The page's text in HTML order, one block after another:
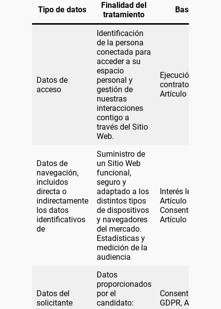
Tipo de datos
Finalidad del
tratamiento
Base jurídica
Datos de
acceso
Identificación
de la persona
conectada para
acceder a su
espacio
personal y
gestión de
nuestras
interacciones
contigo a
través del Sitio
Web.
Ejecución del
contratoGDPR,
Artículo 6.1.b)
Datos de
navegación,
incluidos
directa o
indirectamente
los datos
identificativos
de
Suministro de
un Sitio Web
funcional,
seguro y
adaptado a los
distintos tipos
de dispositivos
y navegadores
del mercado.
Estadísticas y
medición de la
audiencia
Interés
Artículo 6.1.f)
Artículo 6.1.a)
Datos del
solicitante
Datos
proporcionados
por el
candidato:
Consentimiento
GDPR, Artículo